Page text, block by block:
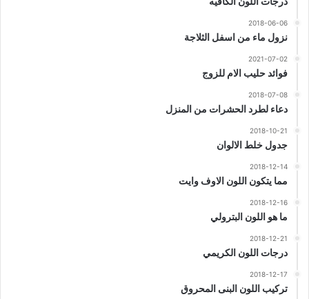
2018-06-06
نزول ماء من اسفل الثلاجة
2021-07-02
فوائد حليب الام للزوج
2018-07-08
دعاء لطرد الحشرات من المنزل
2018-10-21
جدول خلط الالوان
2018-12-14
مما يتكون اللون الاوف وايت
2018-12-16
ما هو اللون البترولي
2018-12-21
درجات اللون الكريمي
2018-12-17
تركيب اللون البنى المحروق